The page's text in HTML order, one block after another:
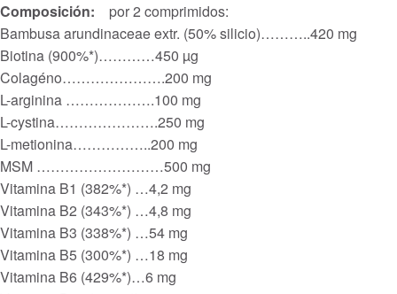
Composición:
por 2 comprimidos:
Bambusa arundinaceae extr. (50% silicio)………..420 mg
Biotina (900%*)…………450 µg
Colagéno………………….200 mg
L-arginina ……………….100 mg
L-cystina………………….250 mg
L-metionina……………..200 mg
MSM ………………………500 mg
Vitamina B1 (382%*) …4,2 mg
Vitamina B2 (343%*) …4,8 mg
Vitamina B3 (338%*) …54 mg
Vitamina B5 (300%*) …18 mg
Vitamina B6 (429%*)…6 mg